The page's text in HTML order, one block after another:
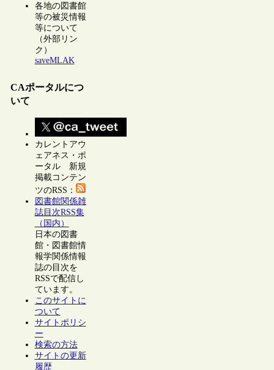
各地の図書館
等の被災情報
等について
（外部リン
ク）
saveMLAK
CAポータルにつ
いて
カレントアウ
ェアネス・ポ
ータル 新規
掲載コンテン
ツのRSS：
図書館関係雑
誌目次RSS集
（国内）
日本の図書
館・図書館情
報学関係情報
誌の目次を
RSSで配信し
ています。
このサイトに
ついて
サイトポリシ
ー
検索の方法
サイトの更新
履歴